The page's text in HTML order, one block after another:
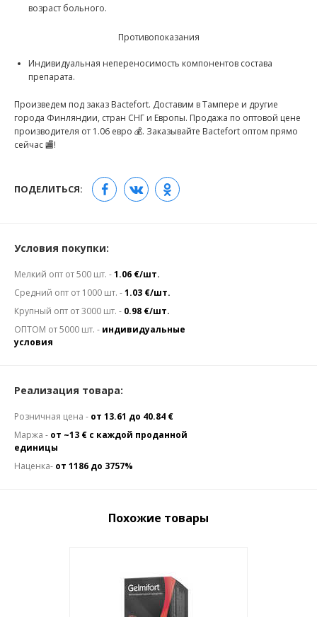
возраст больного.
Противопоказания
Индивидуальная непереносимость компонентов состава
препарата.
Произведем под заказ Bactefort. Доставим в Тампере и другие
города Финляндии, стран СНГ и Европы. Продажа по оптовой цене
производителя от 1.06 евро 💰. Заказывайте Bactefort оптом прямо
сейчас 🏬!
ПОДЕЛИТЬСЯ:
Условия покупки:
Мелкий опт от 500 шт. -1.06 €/шт.
Средний опт от 1000 шт. -1.03 €/шт.
Крупный опт от 3000 шт. - 0.98 €/шт.
ОПТОМ от 5000 шт. - индивидуальные
условия
Реализация товара:
Розничная цена - от 13.61 до 40.84 €
Маржа - от ~13 € с каждой проданной
единицы
Наценка- от 1186 до 3757%
Похожие товары